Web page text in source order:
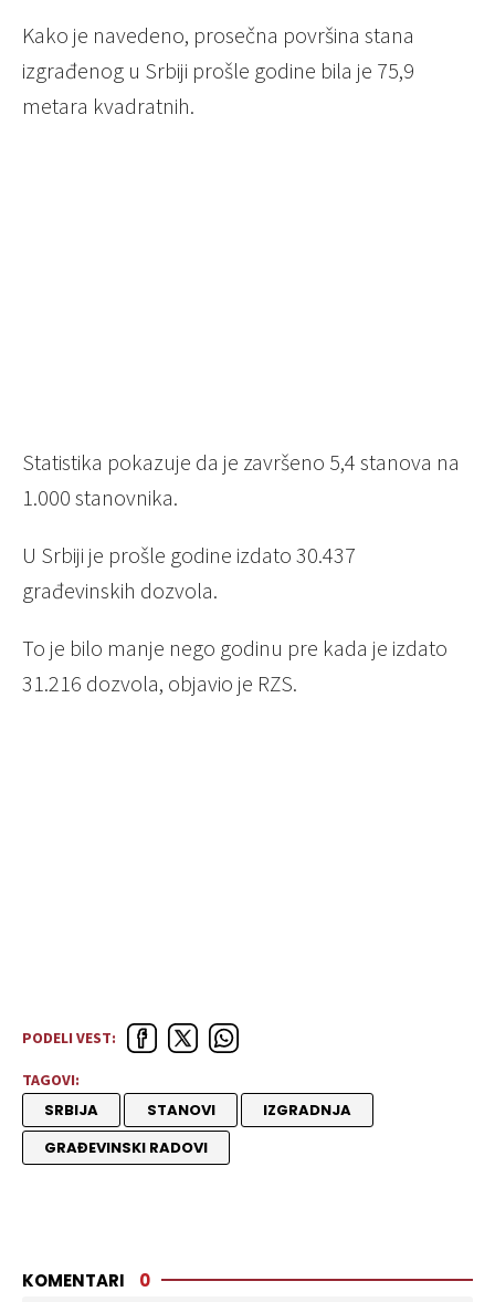
Kako je navedeno, prosečna površina stana
izgrađenog u Srbiji prošle godine bila je 75,9
metara kvadratnih.
Statistika pokazuje da je završeno 5,4 stanova na
1.000 stanovnika.
U Srbiji je prošle godine izdato 30.437
građevinskih dozvola.
To je bilo manje nego godinu pre kada je izdato
31.216 dozvola, objavio je RZS.
PODELI VEST:
TAGOVI:
SRBIJA STANOVI
IZGRADNJA
GRAĐEVINSKI RADOVI
KOMENTARI 0